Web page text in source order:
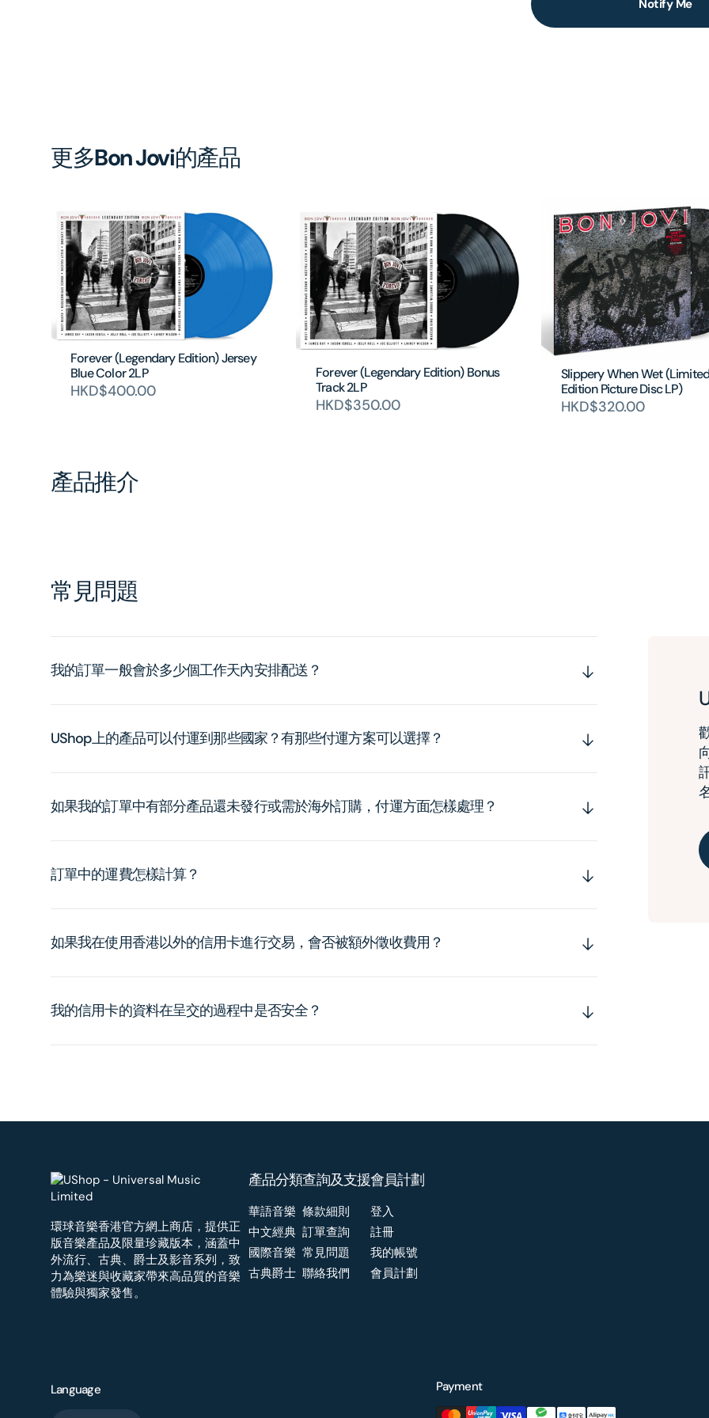
Notify Me
更多Bon Jovi的產品
Forever (Legendary Edition) Jersey
Blue Color 2LP
HKD$400.00
Forever (Legendary Edition) Bonus
Track 2LP
HKD$350.00
Slippery When Wet
Edition Picture Disc LP)
HKD$320.00
產品推介
常見問題
我的訂單一般會於多少個工作天內安排配送？
UShop上的產品可以付運到那些國家？有那些付運方案可以選擇？
如果我的訂單中有部分產品還未發行或需於海外訂購，付運方面怎樣處理？
訂單中的運費怎樣計算？
如果我在使用香港以外的信用卡進行交易，會否被額外徵收費用？
我的信用卡的資料在呈交的過程中是否安全？
環球音樂香港官方網上商店，提供正
版音樂產品及限量珍藏版本，涵蓋中
外流行、古典、爵士及影音系列，致
力為樂迷與收藏家帶來高品質的音樂
體驗與獨家發售。
產品分類
華語音樂
中文經典
國際音樂
古典爵士
查詢及支援
條款細則
訂單查詢
常見問題
聯絡我們
會員計劃
登入
註冊
我的帳號
會員計劃
Language Payment